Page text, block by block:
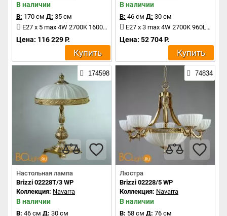
В наличии
В: 170 см Д: 35 см
E27 x 5 max 4W 2700K 1600Lm
Цена: 116 229 Р.
Купить
В наличии
В: 46 см Д: 30 см
E27 x 3 max 4W 2700K 960Lm
Цена: 52 704 Р.
Купить
174598
Настольная лампа
Brizzi 02228T/3 WP
Коллекция: Navarra
В наличии
В: 46 см Д: 30 см
74834
Люстра
Brizzi 02228/5 WP
Коллекция: Navarra
В наличии
В: 58 см Д: 76 см